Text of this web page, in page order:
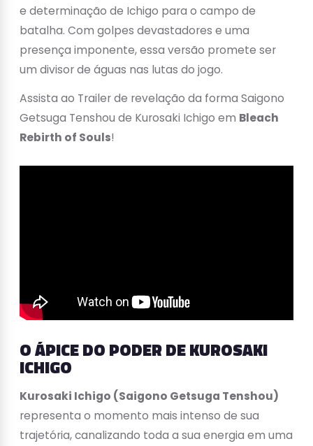
e determinação de Ichigo para o campo de
batalha. Com golpes devastadores e uma
presença imponente, essa versão promete ser
um divisor de águas nas lutas do jogo.
Assista ao Trailer de revelação da forma Saigono
Getsuga Tenshou de Kurosaki Ichigo em Bleach
Rebirth of Souls!
O ÁPICE DO PODER DE KUROSAKI
ICHIGO
Kurosaki Ichigo (Saigono Getsuga Tenshou)
representa o momento mais intenso de sua
trajetória, canalizando toda a sua energia em uma